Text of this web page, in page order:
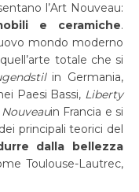
l’Art Nouveau:
e ceramiche.
mondo moderno
totale che si
in Germania,
Paesi Bassi, Liberty
in Francia e si
principali teorici del
dalla bellezza
Toulouse-Lautrec,